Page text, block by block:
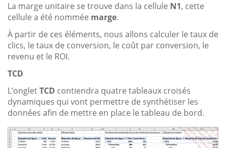
La marge unitaire se trouve dans la cellule N1, cette
cellule a été nommée marge.
À partir de ces éléments, nous allons calculer le taux de
clics, le taux de conversion, le coût par conversion, le
revenu et le ROI.
TCD
L’ongletTCD contiendra quatre tableaux croisés
dynamiques qui vont permettre de synthétiser les
données afin de mettre en place le tableau de bord.